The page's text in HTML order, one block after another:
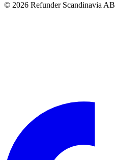
© 2026 Refunder Scandinavia AB